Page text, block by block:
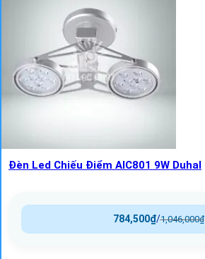
Đèn Led Chiếu Điểm AIC801 9W Duhal
1,046,000₫
/
784,500₫